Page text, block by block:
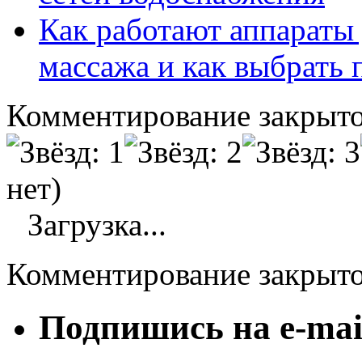
Как работают
массажа и как выбрать
Комментирование
нет)
Загрузка...
Комментирование
Подпишись на e-